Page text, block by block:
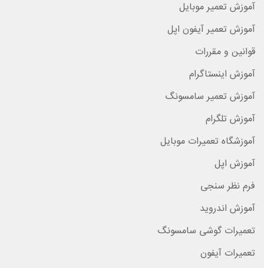
آموزش تعمیر موبایل
آموزش تعمیر آیفون اپل
قوانین و مقررات
آموزش اینستاگرام
آموزش تعمیر سامسونگ
آموزش تلگرام
آموزشگاه تعمیرات موبایل
آموزش اپل
فرم نظر سنجی
آموزش اندروید
تعمیرات گوشی سامسونگ
تعمیرات آیفون